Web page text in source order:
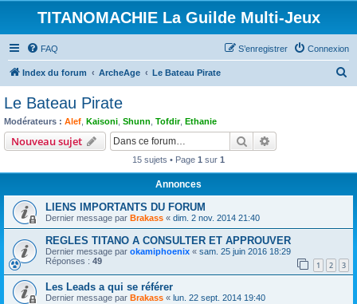
TITANOMACHIE La Guilde Multi-Jeux
FAQ Connexion
S’enregistrer
Index du forum ArcheAge Le Bateau Pirate
Le Bateau Pirate
Modérateurs : Alef Kaisoni Shunn Tofdir, Ethanie
Nouveau sujet Rechercher
15 sujets • Page 1 sur 1
Annonces
LIENS IMPORTANTS DU FORUM
Dernier message par Brakass « dim. 2 nov. 2014 21:40
REGLES TITANO A CONSULTER ET APPROUVER
Dernier message par okamiphoenix « sam. 25 juin 2016 18:29
Réponses : 49 1 2 3
Les Leads a qui se référer
Dernier message par Brakass « lun. 22 sept. 2014 19:40